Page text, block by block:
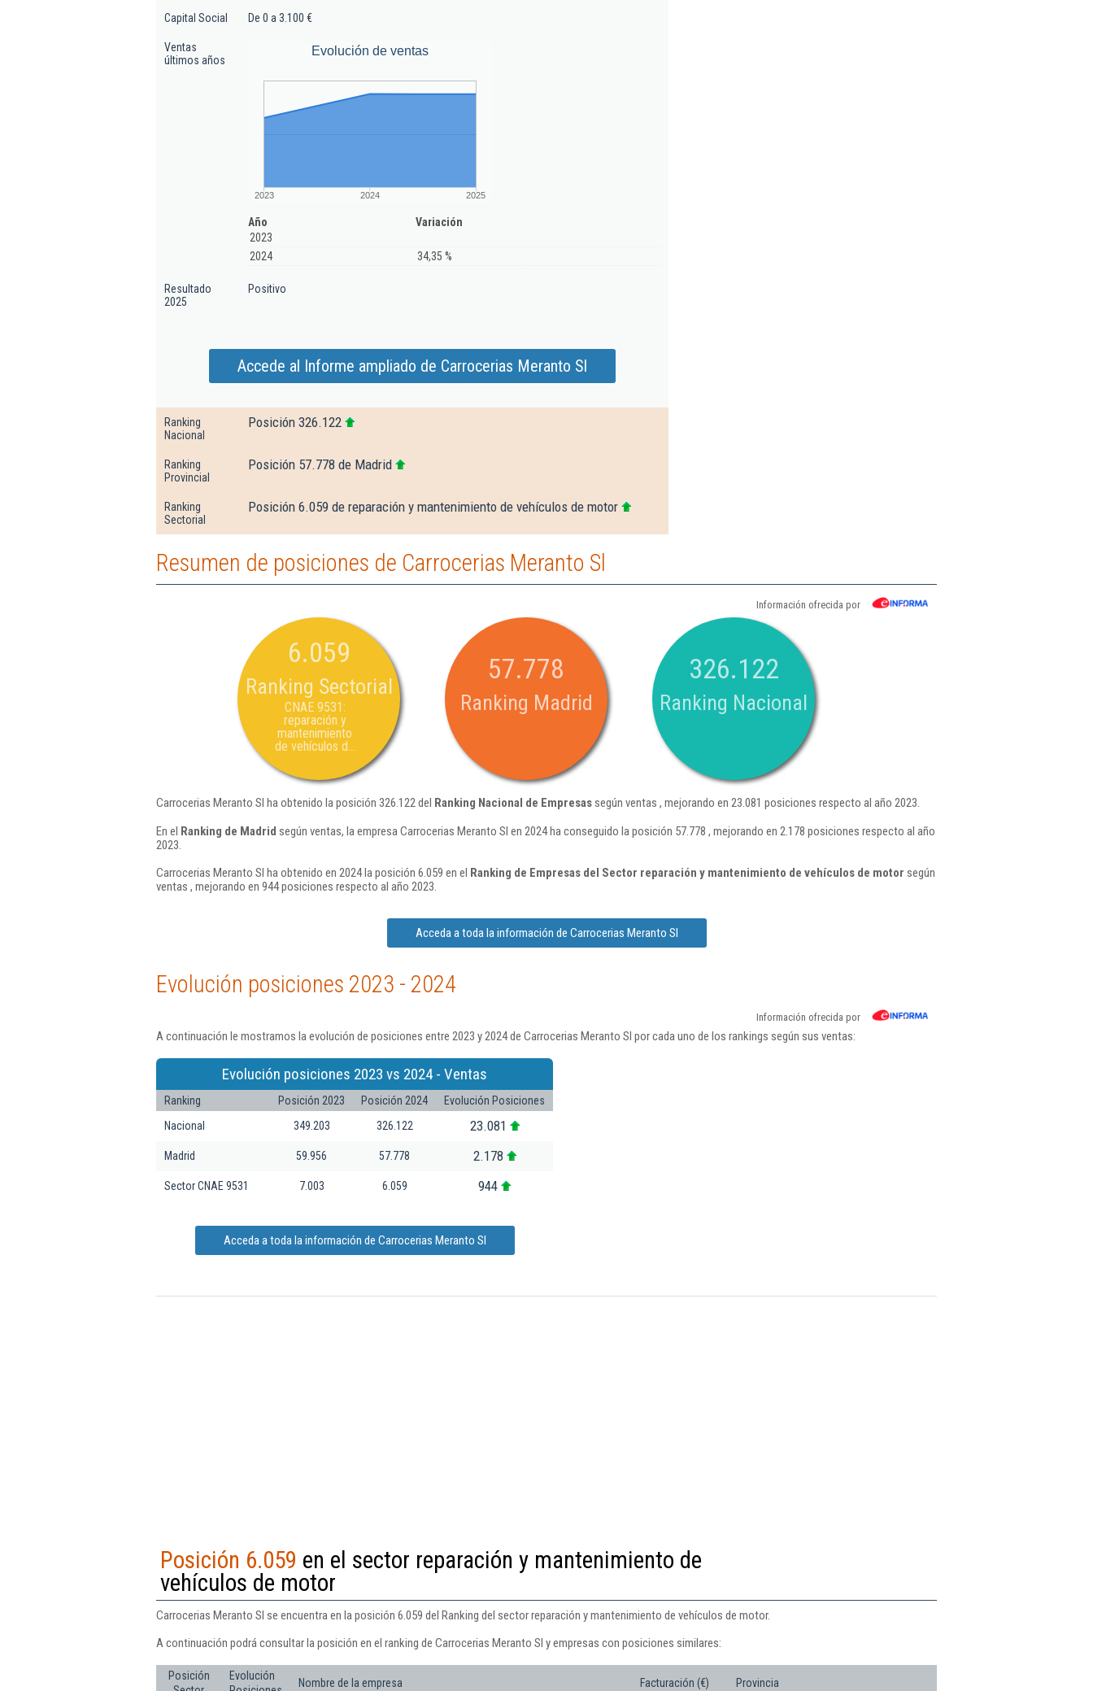
Capital Social De 0 a 3.100 €
Ventas
últimos años
Evolución de ventas
2023 2024 2025
Año
Variación
2023
2024
34,35 %
Resultado
2025
Positivo
Accede al Informe ampliado de Carrocerias Meranto Sl
Ranking
Nacional
Posición 326.122
Ranking
Provincial
Posición 57.778 de Madrid
Ranking
Sectorial
Posición 6.059 de reparación y mantenimiento de vehículos de motor
Resumen de posiciones de Carrocerias Meranto Sl
Información ofrecida por
6.059
Ranking Sectorial
CNAE 9531:
reparación y
mantenimiento
de vehículos d...
57.778
Ranking Madrid
326.122
Ranking Nacional
Carrocerias Meranto Sl ha obtenido la posición 326.122 del Ranking Nacional de Empresassegún ventas , mejorando en 23.081 posiciones respecto al año 2023.
En el Ranking de Madrid según ventas, la empresa Carrocerias Meranto Sl en 2024 ha conseguido la posición 57.778 , mejorando en 2.178 posiciones respecto al año
2023.
Carrocerias Meranto Sl ha obtenido en 2024 la posición 6.059 en el Ranking de Empresas del Sector reparación y mantenimiento de vehículos de motor según
ventas , mejorando en 944 posiciones respecto al año 2023.
Acceda a toda la información de Carrocerias Meranto Sl
Evolución posiciones 2023 - 2024
Información ofrecida por
A continuación le mostramos la evolución de posiciones entre 2023 y 2024 de Carrocerias Meranto Sl por cada uno de los rankings según sus ventas:
Evolución posiciones 2023 vs 2024 - Ventas
Ranking Posición 2023 Posición 2024
Evolución Posiciones
Nacional
349.203 326.122 23.081
Madrid 59.956 57.778 2.178
Sector CNAE 9531 7.003 6.059 944
Acceda a toda la información de Carrocerias Meranto Sl
Posición 6.059 en el sector reparación y mantenimiento de
vehículos de motor
Carrocerias Meranto Sl se encuentra en la posición 6.059 del Ranking del sector reparación y mantenimiento de vehículos de motor.
A continuación podrá consultar la posición en el ranking de Carrocerias Meranto Sl y empresas con posiciones similares:
Posición
Evolución
Nombre de la empresa Facturación (€) Provincia